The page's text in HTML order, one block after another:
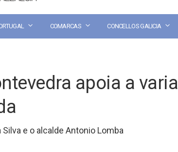
COMARCAS CONCELLOS GALICIA
apoia a
e o alcalde Antonio Lomba